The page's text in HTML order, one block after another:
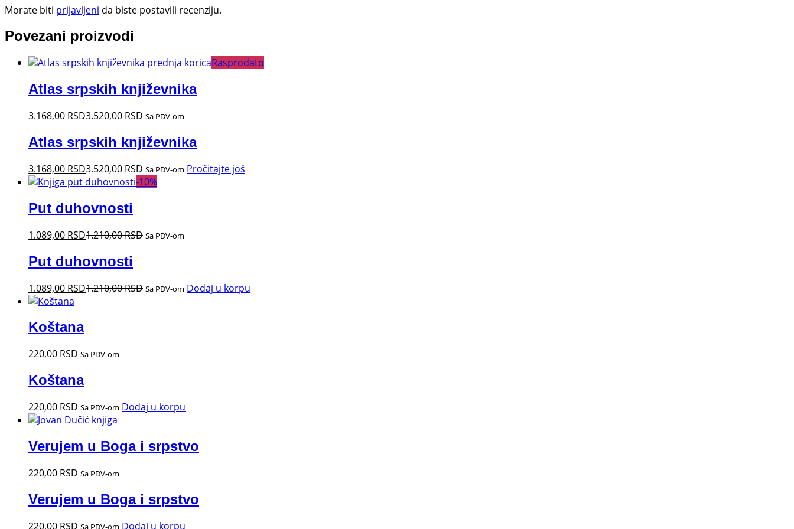
Morate biti prijavljeni da biste postavili recenziju.
Povezani proizvodi
Rasprodato
Atlas srpskih književnika
3.168,00 RSD3.520,00RSD Sa PDV-om
Atlas srpskih književnika
3.168,00 RSD3.520,00RSD Sa PDV-om Pročitajte još
-10%
Put duhovnosti
1.089,00 RSD1.210,00RSD Sa PDV-om
Put duhovnosti
1.089,00 RSD1.210,00RSD Sa PDV-om Dodaj u korpu
Koštana
220,00 RSD Sa PDV-om
Koštana
220,00 RSD Sa PDV-om Dodaj u korpu
Verujem u Boga i srpstvo
220,00 RSD Sa PDV-om
Verujem u Boga i srpstvo
220,00 RSD Sa PDV-om Dodaj u korpu